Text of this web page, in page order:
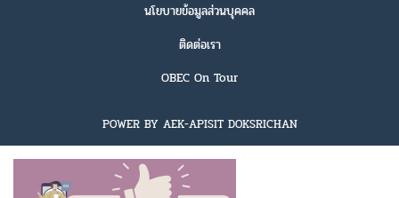
นโยบายข้อมูลส่วนบุคคล
ติดต่อเรา
OBEC On Tour
POWER BY AEK-APISIT DOKSRICHAN